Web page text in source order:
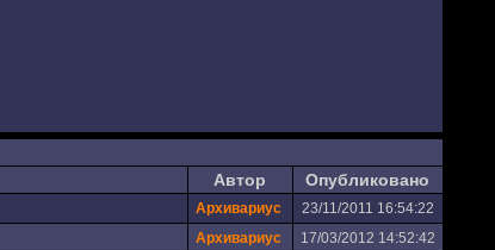
Автор Опубликовано
Архивариус
23/11/2011 16:54:22
Архивариус
17/03/2012 14:52:42